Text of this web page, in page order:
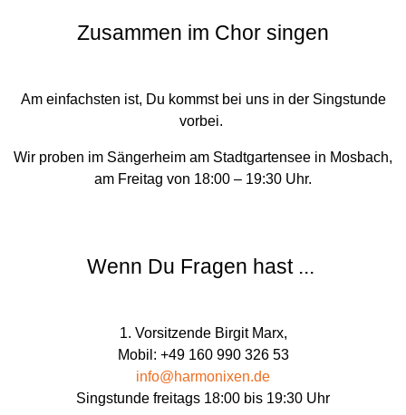
Zusammen im Chor singen
Am einfachsten ist, Du kommst bei uns in der Singstunde
vorbei.
Wir proben im Sängerheim am Stadtgartensee in Mosbach,
am Freitag von 18:00 – 19:30 Uhr.
Wenn Du Fragen hast ...
1. Vorsitzende Birgit Marx,
Mobil: +49 160 990 326 53
info@harmonixen.de
Singstunde freitags 18:00 bis 19:30 Uhr